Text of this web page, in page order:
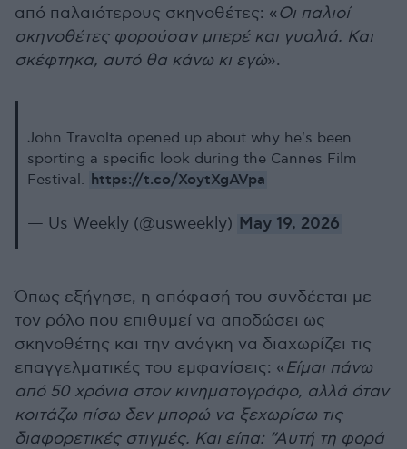
από παλαιότερους σκηνοθέτες: «Οι παλιοί
σκηνοθέτες φορούσαν μπερέ και γυαλιά. Και
σκέφτηκα, αυτό θα κάνω κι εγώ».
John Travolta opened up about why he's been
sporting a specific look during the Cannes Film
Festival. https://t.co/XoytXgAVpa
— Us Weekly (@usweekly) May 19, 2026
Όπως εξήγησε, η απόφασή του συνδέεται με
τον ρόλο που επιθυμεί να αποδώσει ως
σκηνοθέτης και την ανάγκη να διαχωρίζει τις
επαγγελματικές του εμφανίσεις: «Είμαι πάνω
από 50 χρόνια στον κινηματογράφο, αλλά όταν
κοιτάζω πίσω δεν μπορώ να ξεχωρίσω τις
διαφορετικές στιγμές. Και είπα: “Αυτή τη φορά